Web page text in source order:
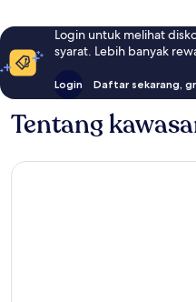
Login untuk melihat
syarat. Lebih banyak
Login Daftar sekarang,
Tentang